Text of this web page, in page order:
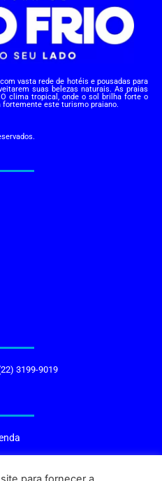
vasta rede de hotéis e pousadas para
suas belezas naturais. As praias
clima tropical, onde o sol brilha forte o
fortemente este turismo praiano.
3199-9019